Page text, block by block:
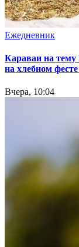
Ежедневник
Караваи на тему
на хлебном
Вчера, 10:04